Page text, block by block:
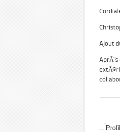
Ajout
Profil